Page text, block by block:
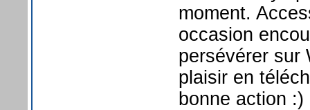
moment.
occasion
persévérer sur
plaisir en
bonne action :)